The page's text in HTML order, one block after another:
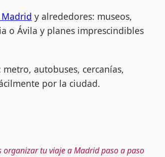
Madrid y alrededores: museos,
o Ávila y planes imprescindibles
autobuses, cercanías,
por la ciudad.
tu viaje a Madrid paso a paso